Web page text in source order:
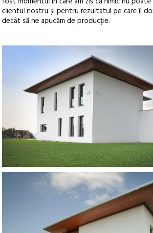
clientul nostru și pentru rezultatul pe care îl
decât să ne apucăm de producție.